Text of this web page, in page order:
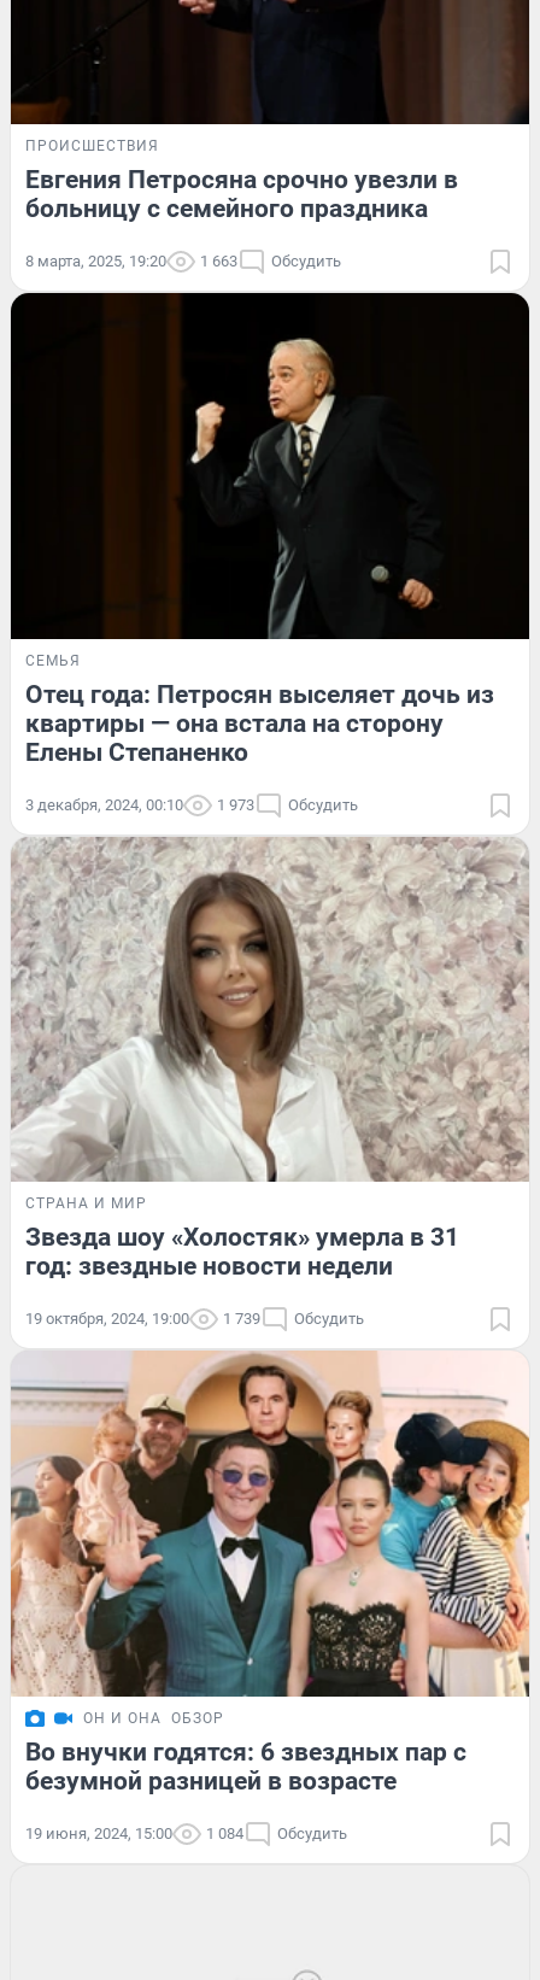
ПРОИСШЕСТВИЯ
Евгения Петросяна срочно увезли в
больницу с семейного праздника
8 марта, 2025, 19:20 1 663 Обсудить
СЕМЬЯ
Отец года: Петросян выселяет дочь из
квартиры — она встала на сторону
Елены Степаненко
3 декабря, 2024, 00:10 1 973 Обсудить
СТРАНА И МИР
Звезда шоу «Холостяк» умерла в 31
год: звездные новости недели
19 октября, 2024, 19:00 1 739 Обсудить
ОН И ОНА ОБЗОР
Во внучки годятся: 6 звездных пар с
безумной разницей в возрасте
19 июня, 2024, 15:00 1 084 Обсудить